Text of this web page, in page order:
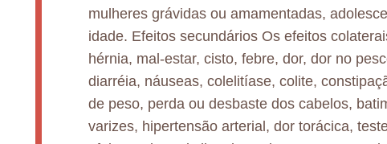
mulheres grávidas ou amamentadas,
idade. Efeitos secundários Os efeitos
hérnia, mal-estar, cisto, febre, dor, dor no
diarréia, náuseas, colelitíase, colite,
de peso, perda ou desbaste dos cabelos,
varizes, hipertensão arterial, dor torácica,